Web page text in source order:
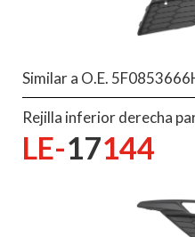
Similar a O.E.
Rejilla inferior derecha
LE-17144